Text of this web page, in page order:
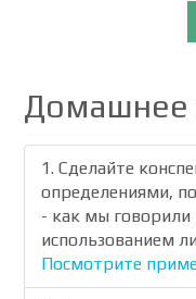
Домашнее
1. Сделайте
определениями,
- как мы говорили
использованием
Посмотрите